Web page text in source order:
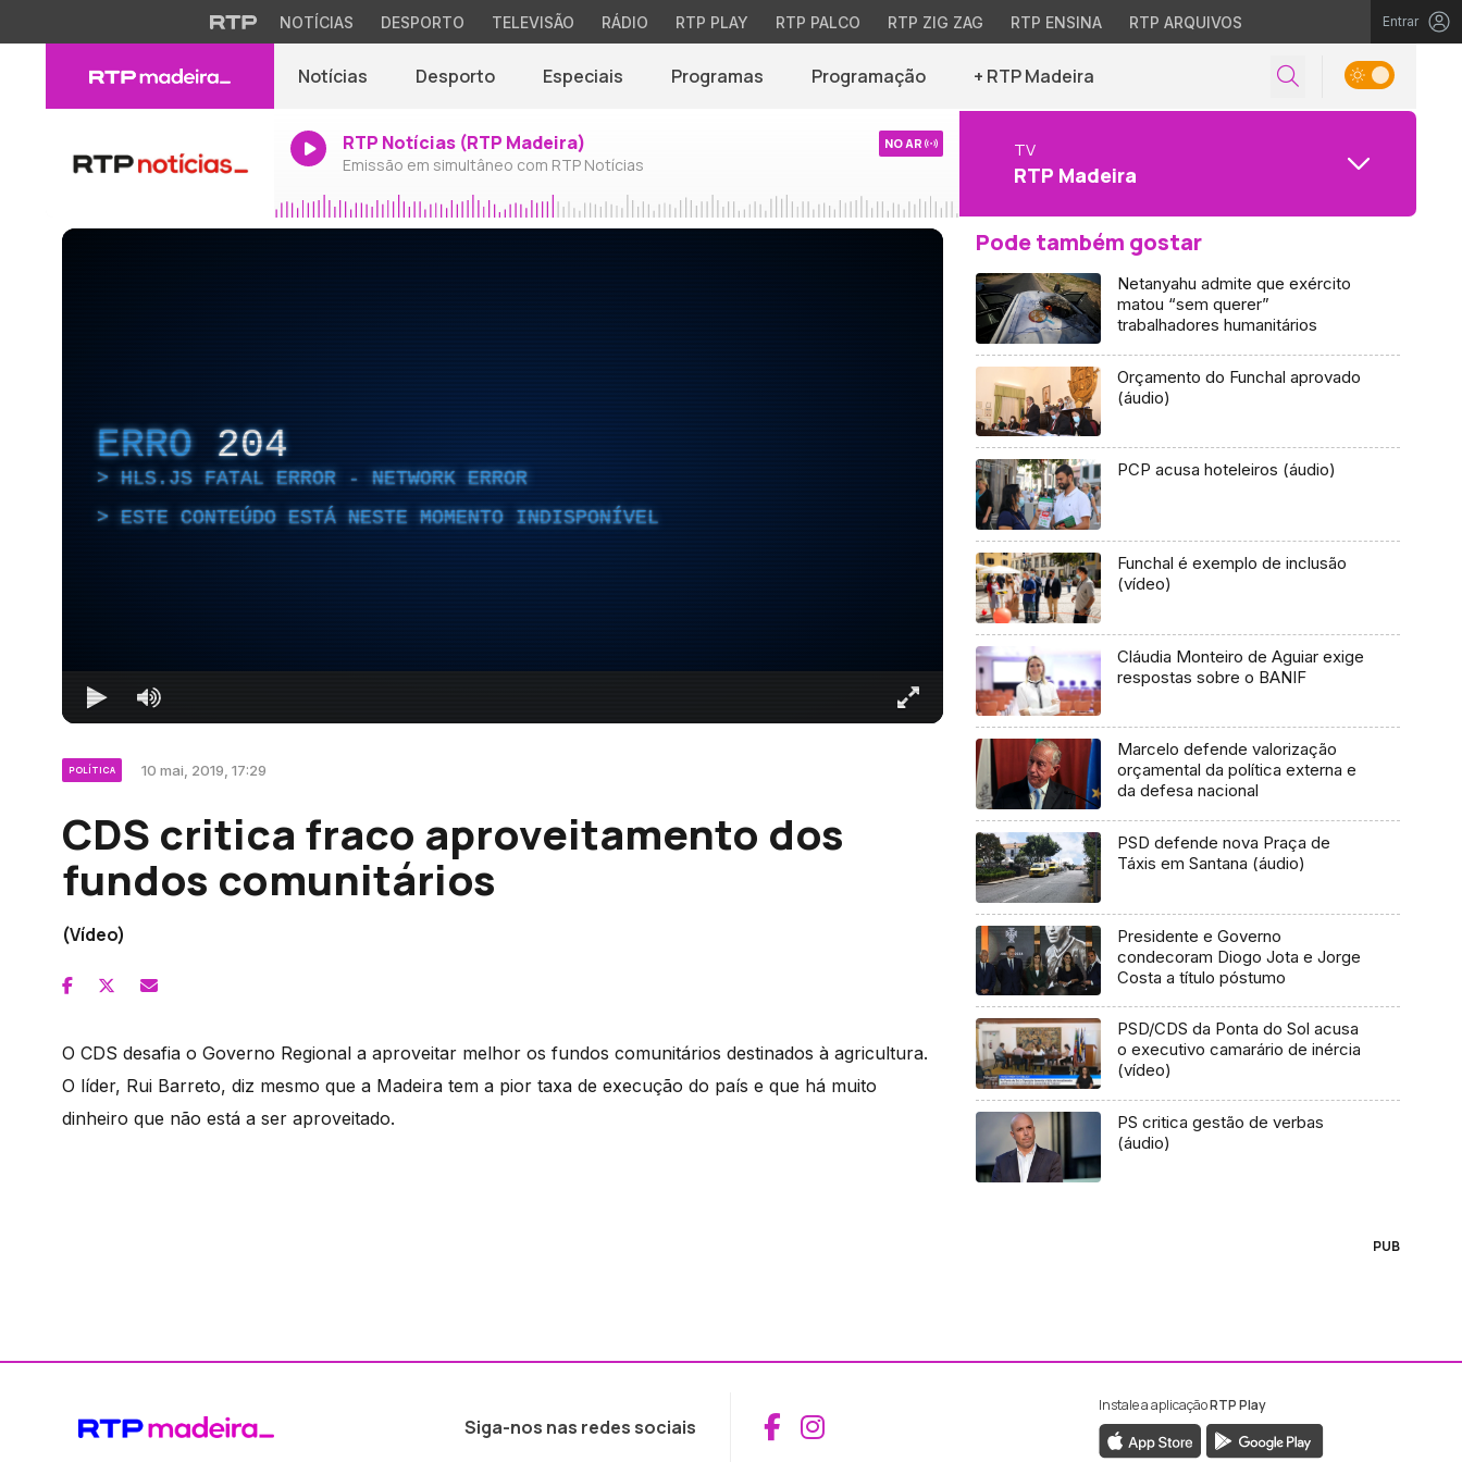
NOTÍCIAS DESPORTO TELEVISÃO RÁDIO RTP PLAY RTP PALCO RTP ZIG ZAG RTP ENSINA RTP ARQUIVOS Entrar
Notícias Desporto Especiais Programas Programação + RTP Madeira
RTP Notícias (RTP Madeira)
Emissão em simultâneo com RTP Notícias
NO AR TV
RTP Madeira
ERRO 204
HLS.JS FATAL ERROR - NETWORK ERROR
ESTE CONTEÚDO ESTÁ NESTE MOMENTO INDISPONÍVEL
POLÍTICA 10 mai, 2019, 17:29
CDS critica fraco aproveitamento dos
fundos comunitários
(Vídeo)
O CDS desafia o Governo Regional a aproveitar melhor os fundos comunitários destinados à agricultura.
O líder, Rui Barreto, diz mesmo que a Madeira tem a pior taxa de execução do país e que há muito
dinheiro que não está a ser aproveitado.
Pode também gostar
Netanyahu admite que exército
matou “sem querer”
trabalhadores humanitários
Orçamento do Funchal aprovado
(áudio)
PCP acusa hoteleiros (áudio)
Funchal é exemplo de inclusão
(vídeo)
Cláudia Monteiro de Aguiar exige
respostas sobre o BANIF
Marcelo defende valorização
orçamental da política externa e
da defesa nacional
PSD defende nova Praça de
Táxis em Santana (áudio)
Presidente e Governo
condecoram Diogo Jota e Jorge
Costa a título póstumo
PSD/CDS da Ponta do Sol acusa
o executivo camarário de inércia
(vídeo)
PS critica gestão de verbas
(áudio)
PUB
Siga-nos nas redes sociais Aceder ao Facebook da RTP Madeira
Aceder ao Instagram da RTP Madeira
Instale a aplicaçãoRTP Play